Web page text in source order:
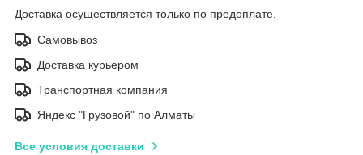
Доставка осуществляется только по предоплате.
Самовывоз
Доставка курьером
Транспортная компания
Яндекс "Грузовой" по Алматы
Все условия доставки